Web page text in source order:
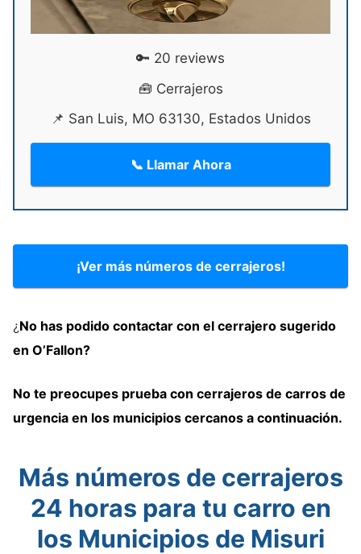
🔑 20 reviews
🧰 Cerrajeros
📌 San Luis, MO 63130, Estados Unidos
📞 Llamar Ahora
¡Ver más números de cerrajeros!
¿No has podido contactar con el cerrajero sugerido
en O’Fallon?
No te preocupes prueba con cerrajeros de carros de
urgencia en los municipios cercanos a continuación.
Más números de cerrajeros
24 horas para tu carro en
los Municipios de Misuri